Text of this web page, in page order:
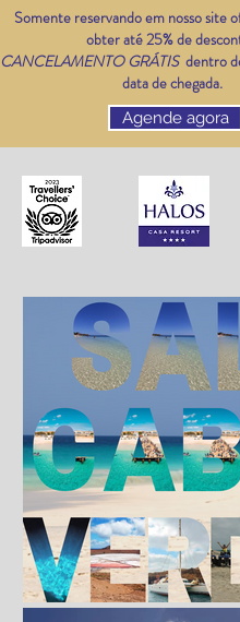
Somente reservando em nosso site
obter até 25% de
CANCELAMENTO GRÁTIS dentro
data de chegada.
Agende agora